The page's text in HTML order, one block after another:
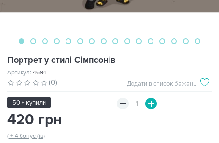
Портрет у стилі Сімпсонів
Артикул: 4694
(0) Додати в список бажань
50 + купили
420 грн
( + 4 бонус (ів)